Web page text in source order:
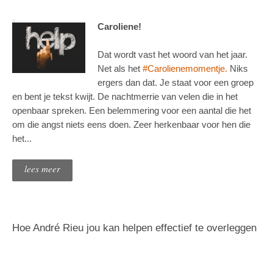
Caroliene!
Dat wordt vast het woord van het jaar.
Net als het #Carolienemomentje. Niks
ergers dan dat. Je staat voor een groep
en bent je tekst kwijt. De nachtmerrie van velen die in het
openbaar spreken. Een belemmering voor een aantal die het
om die angst niets eens doen. Zeer herkenbaar voor hen die
het...
lees meer
Hoe André Rieu jou kan helpen effectief te overleggen